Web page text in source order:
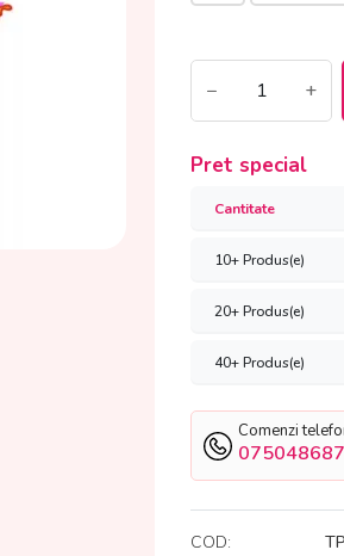
− +
Pret special
Cantitate
10+ Produs(e)
20+ Produs(e)
40+ Produs(e)
Comenzi
COD: